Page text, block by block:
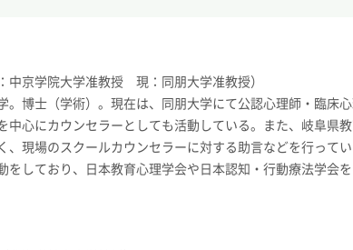
中京学院大学准教授 現：同朋大学准教授）
博士（学術）。現在は、同朋大学にて公認心理師・臨床
心にカウンセラーとしても活動している。また、岐阜県
現場のスクールカウンセラーに対する助言などを行ってい
しており、日本教育心理学会や日本認知・行動療法学会